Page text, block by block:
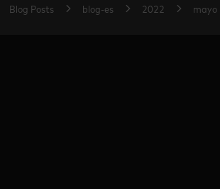
Blog Posts blog-es 2022 mayo